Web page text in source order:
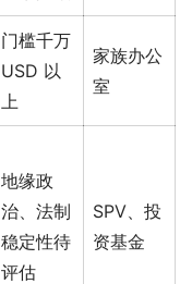
门槛千万
USD 以
上
家族办公
室
地缘政
治、法制
稳定性待
评估
SPV、投
资基金